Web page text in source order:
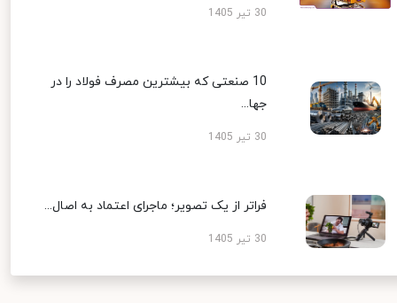
10 صنعتی که بیشترین مصرف فولاد را در
فراتر از یک تصویر؛ ماجرای اعتماد به اصال...
30 تیر 1405